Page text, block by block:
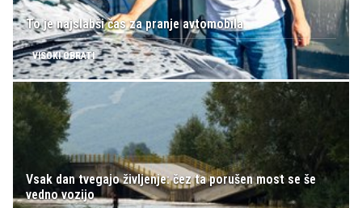
To je najslabši čas za pranje avtomobila
VISOKI OBRATI
Vsak dan tvegajo življenje: čez ta porušen most se še
vedno vozijo